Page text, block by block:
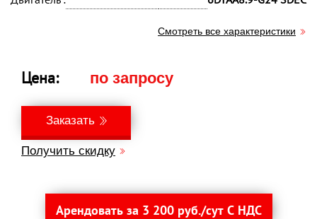
Смотреть все характеристики
Цена: по запросу
Заказать
Получить скидку
Арендовать за 3 200 руб./сут С НДС